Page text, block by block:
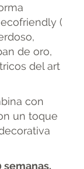
(
de oro,
del art
con
un toque
semanas,